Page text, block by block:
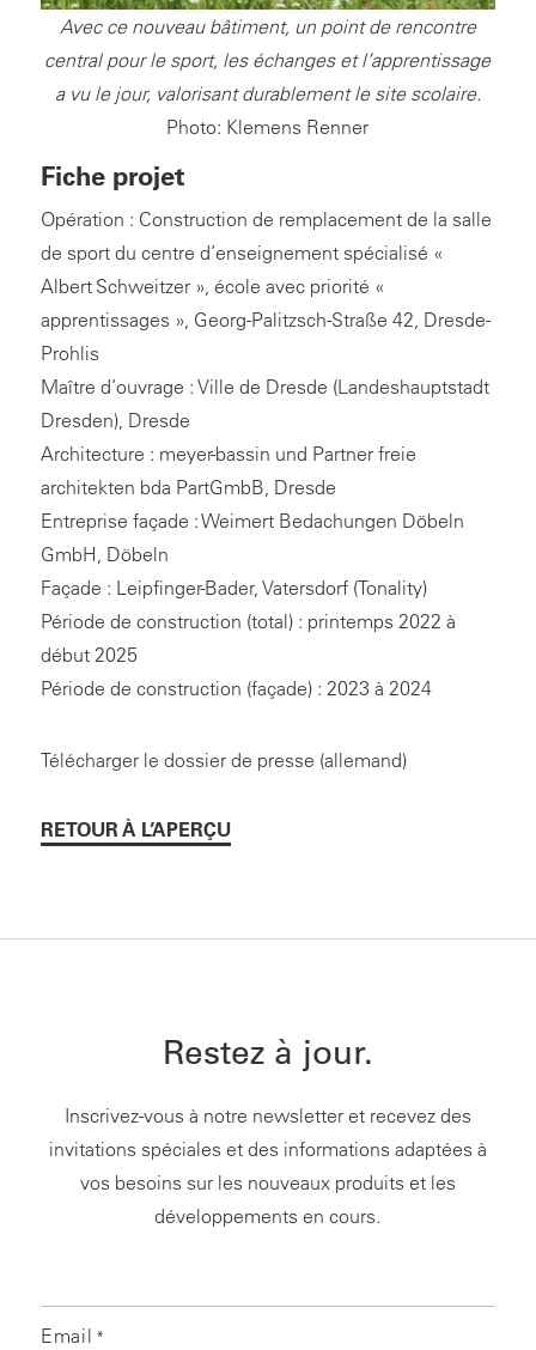
Avec ce nouveau bâtiment, un point de rencontre
central pour le sport, les échanges et l’apprentissage
a vu le jour, valorisant durablement le site scolaire.
Photo: Klemens Renner
Fiche projet
Opération : Construction de remplacement de la salle
de sport du centre d’enseignement spécialisé «
Albert Schweitzer », école avec priorité «
apprentissages », Georg-Palitzsch-Straße 42, Dresde-
Prohlis
Maître d’ouvrage : Ville de Dresde (Landeshauptstadt
Dresden), Dresde
Architecture : meyer-bassin und Partner freie
architekten bda PartGmbB, Dresde
Entreprise façade : Weimert Bedachungen Döbeln
GmbH, Döbeln
Façade : Leipfinger-Bader, Vatersdorf (Tonality)
Période de construction (total) : printemps 2022 à
début 2025
Période de construction (façade) : 2023 à 2024
Télécharger le dossier de presse (allemand)
RETOUR À L’APERÇU
Restez à jour.
Inscrivez-vous à notre newsletter et recevez des
invitations spéciales et des informations adaptées à
vos besoins sur les nouveaux produits et les
développements en cours.
Email *